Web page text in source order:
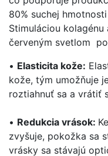
80% suchej
Stimuláciou
červeným svetlom
• Elasticita kože:
kože, tým umožňuje
roztiahnuť sa a vrátiť
• Redukcia vrások:
zvyšuje, pokožka sa
vrásky sa stávajú